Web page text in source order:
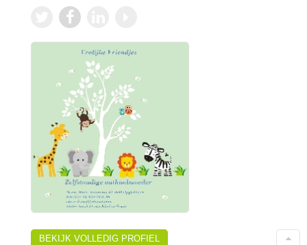
BEKIJK VOLLEDIG PROFIEL